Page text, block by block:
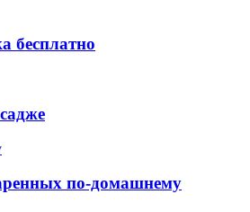
бесплатно
по-домашнему